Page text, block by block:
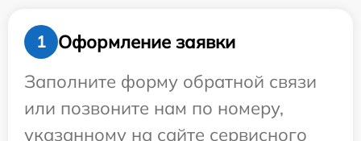
1
Оформление заявки
Заполните форму обратной связи
или позвоните нам по номеру,
указанному на сайте сервисного